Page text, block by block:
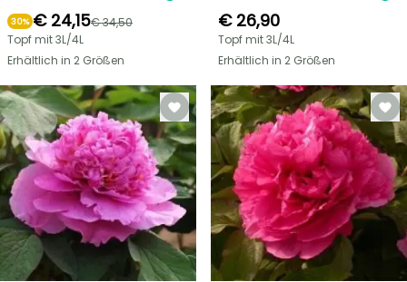
30% € 24,15€ 34,50
Topf mit 3L/4L
Erhältlich in 2 Größen
€ 26,90
Topf mit 3L/4L
Erhältlich in 2 Größen